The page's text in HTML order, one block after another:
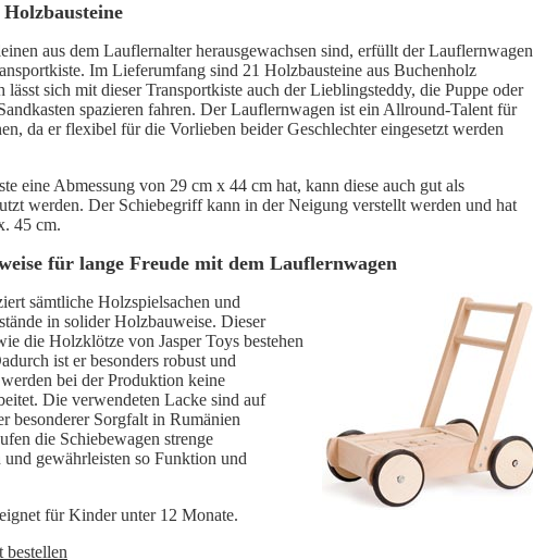
aus dem Lauflernalter herausgewachsen sind, erfüllt der Lauflernwagen
Im Lieferumfang sind 21 Holzbausteine aus Buchenholz
lässt sich mit dieser Transportkiste auch der Lieblingsteddy, die Puppe oder
spazieren fahren. Der Lauflernwagen ist ein Allround-Talent für
da er flexibel für die Vorlieben beider Geschlechter eingesetzt werden
eine Abmessung von 29 cm x 44 cm hat, kann diese auch gut als
werden. Der Schiebegriff kann in der Neigung verstellt werden und hat
45 cm.
für lange Freude mit dem Lauflernwagen
sämtliche Holzspielsachen und
in solider Holzbauweise. Dieser
die Holzklötze von Jasper Toys bestehen
ist er besonders robust und
bei der Produktion keine
Die verwendeten Lacke sind auf
besonderer Sorgfalt in Rumänien
die Schiebewagen strenge
gewährleisten so Funktion und
für Kinder unter 12 Monate.
bestellen